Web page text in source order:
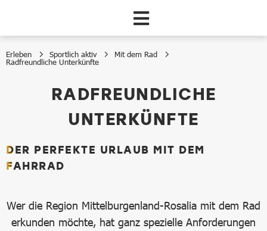
Erleben Sportlich aktiv
Mit dem Rad
Radfreundliche Unterkünfte
Radfreundliche Unterkünfte
RADFREUNDLICHE
UNTERKÜNFTE
DER PERFEKTE URLAUB MIT DEM
FAHRRAD
Wer die Region Mittelburgenland-Rosalia mit dem Rad
erkunden möchte, hat ganz spezielle Anforderungen